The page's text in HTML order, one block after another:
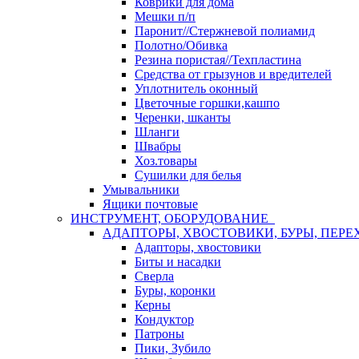
Мешки п/п
Паронит//Стержневой полиамид
Полотно/Обивка
Резина пористая//Техпластина
Средства от грызунов и вредителей
Уплотнитель оконный
Цветочные горшки,кашпо
Черенки, шканты
Шланги
Швабры
Хоз.товары
Сушилки для белья
Умывальники
Ящики почтовые
ИНСТРУМЕНТ, ОБОРУДОВАНИЕ
АДАПТОРЫ, ХВОСТОВИКИ, БУРЫ,
Адапторы, хвостовики
Биты и насадки
Сверла
Буры, коронки
Керны
Кондуктор
Патроны
Пики, Зубило